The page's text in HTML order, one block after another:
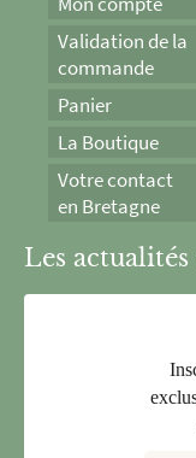
Validation de la
commande
Panier
La Boutique
Votre contact
en Bretagne
Les actualités